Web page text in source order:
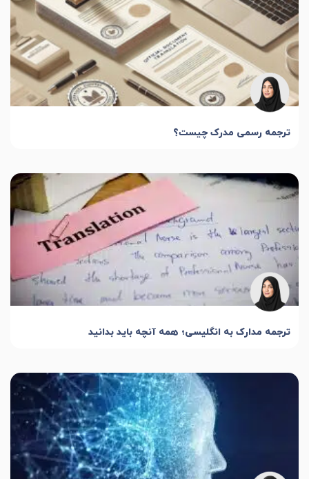
ترجمه رسمی مدرک چیست؟
ترجمه مدارک به انگلیسی؛ همه آنچه باید بدانید